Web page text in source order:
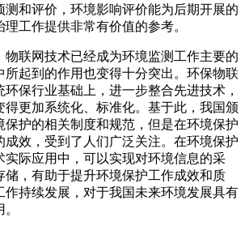
测和评价，环境影响评价能为后期开展的
工作提供非常有价值的参考。
物联网技术已经成为环境监测工作主要的
所起到的作用也变得十分突出。环保物联
环保行业基础上，进一步整合先进技术，
得更加系统化、标准化。基于此，我国颁
保护的相关制度和规范，但是在环境保护
成效，受到了人们广泛关注。在环境保护
实际应用中，可以实现对环境信息的采
储，有助于提升环境保护工作成效和质
作持续发展，对于我国未来环境发展具有